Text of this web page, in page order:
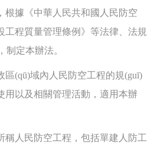
根據《中華人民共和國人民防空
程質量管理條例》等法律、法規
本辦法。
(qū)域內人民防空工程的規(guī)
、使用以及相關管理活動，適用本辦
人民防空工程，包括單建人防工